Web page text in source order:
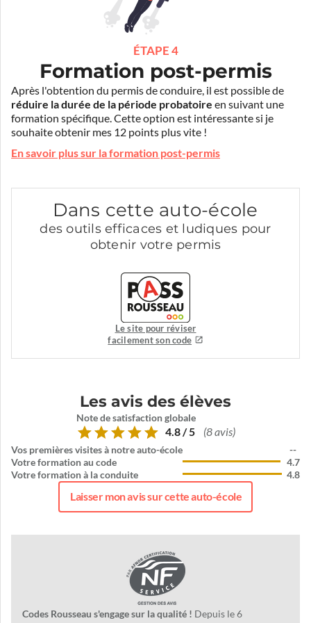
ÉTAPE 4
Formation post-permis
Après l'obtention du permis de conduire, il est possible de
réduire la durée de la période probatoire en suivant une
formation spécifique. Cette option est intéressante si je
souhaite obtenir mes 12 points plus vite !
En savoir plus sur la formation post-permis
Dans cette auto-école
des outils efficaces et ludiques pour
obtenir votre permis
Le site pour réviser
facilement son code
Les avis des élèves
Note de satisfaction globale
4.8 / 5 (8 avis)
Vos premières visites à notre auto-école
Votre formation au code
Votre formation à la conduite
--
4.7
4.8
Laisser mon avis sur cette auto-école
Codes Rousseau s'engage sur la qualité ! Depuis le 6